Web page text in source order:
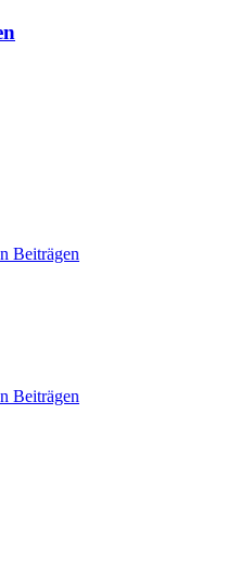
Beiträgen
Beiträgen